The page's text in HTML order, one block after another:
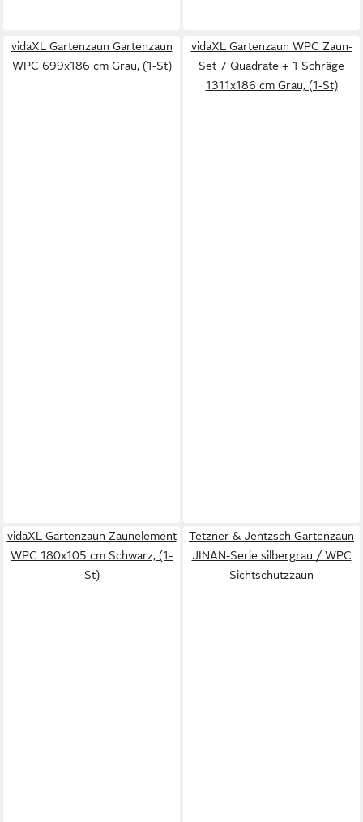
vidaXL Gartenzaun Gartenzaun
WPC 699x186 cm Grau, (1-St)
vidaXL Gartenzaun WPC Zaun-
Set 7 Quadrate + 1 Schräge
1311x186 cm Grau, (1-St)
vidaXL Gartenzaun Zaunelement
WPC 180x105 cm Schwarz, (1-
St)
Tetzner & Jentzsch Gartenzaun
JINAN-Serie silbergrau / WPC
Sichtschutzzaun